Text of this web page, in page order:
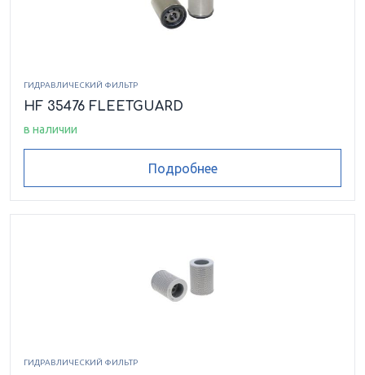
ГИДРАВЛИЧЕСКИЙ ФИЛЬТР
HF 35476 FLEETGUARD
в наличии
Подробнее
ГИДРАВЛИЧЕСКИЙ ФИЛЬТР